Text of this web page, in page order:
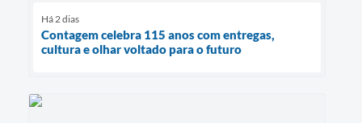
Há 2 dias
Contagem celebra 115 anos com entregas,
cultura e olhar voltado para o futuro